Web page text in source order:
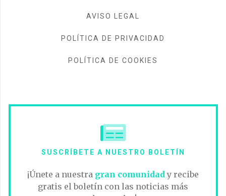
AVISO LEGAL
POLÍTICA DE PRIVACIDAD
POLÍTICA DE COOKIES
SUSCRÍBETE A NUESTRO BOLETÍN
¡Únete a nuestra gran comunidad y recibe
gratis el boletín con las noticias más